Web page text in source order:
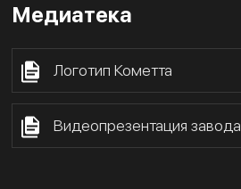
Медиатека
Логотип Кометта
Видеопрезентация завода